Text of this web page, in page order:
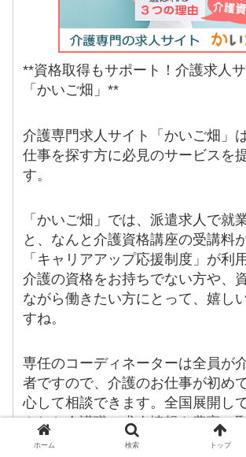
**資格取得もサポート！介護求人
「かいご畑」**
介護専門求人サイト「かいご畑」
仕事を探す方に必見のサービスを
す。
「かいご畑」では、派遣求人で就
と、なんと介護資格講座の受講料
「キャリアアップ応援制度」が利
介護の資格をお持ちでない方や、
ながら働きたい方にとって、嬉し
すね。
専任のコーディネーターは全員が
者ですので、介護のお仕事が初め
心して相談できます。全国展開し
された介護職の求人情報を豊富に
ます。
ホーム 検索 トップ